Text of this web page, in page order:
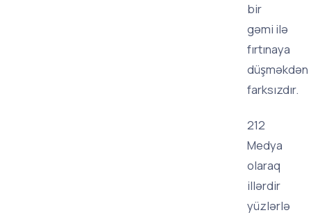
bir
gəmi ilə
fırtınaya
düşməkdən
farksızdır.
212
Medya
olaraq
illərdir
yüzlərlə